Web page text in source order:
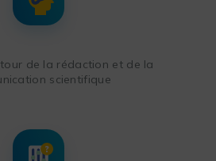
de la rédaction et de la
scientifique